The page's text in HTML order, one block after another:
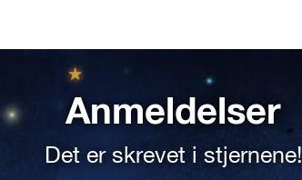
Anmeldelser
Det er skrevet i stjernene!